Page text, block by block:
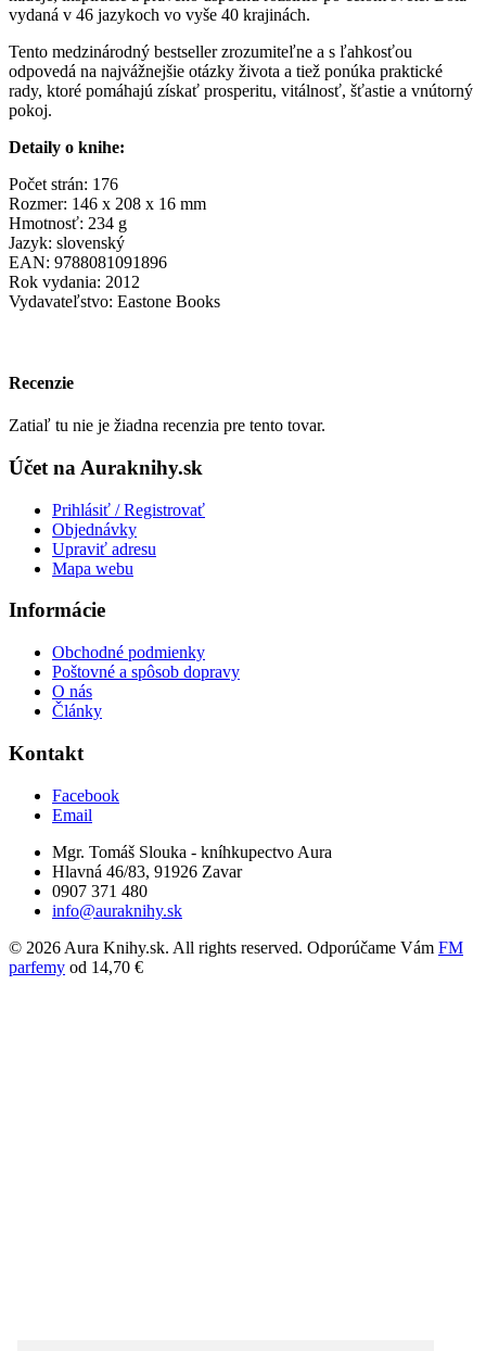
vydaná v 46 jazykoch vo vyše 40 krajinách.
Tento medzinárodný bestseller zrozumiteľne a s ľahkosťou
odpovedá na najvážnejšie otázky života a tiež ponúka praktické
rady, ktoré pomáhajú získať prosperitu, vitálnosť, šťastie a vnútorný
pokoj.
Detaily o knihe:
Počet strán: 176
Rozmer: 146 x 208 x 16 mm
Hmotnosť: 234 g
Jazyk: slovenský
EAN: 9788081091896
Rok vydania: 2012
Vydavateľstvo: Eastone Books
Recenzie
Zatiaľ tu nie je žiadna recenzia pre tento tovar.
Účet na Auraknihy.sk
Prihlásiť / Registrovať
Objednávky
Upraviť adresu
Mapa webu
Informácie
Obchodné podmienky
Poštovné a spôsob dopravy
O nás
Články
Kontakt
Facebook
Email
Mgr. Tomáš Slouka - kníhkupectvo Aura
Hlavná 46/83, 91926 Zavar
0907 371 480
info@auraknihy.sk
© 2026 Aura Knihy.sk. All rights reserved. Odporúčame Vám FM
parfemy od 14,70 €